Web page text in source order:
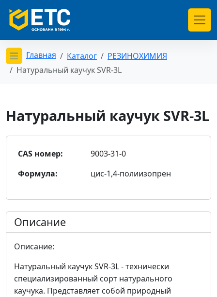
Открыть меню категорий
Главная Каталог
РЕЗИНОХИМИЯ
Натуральный каучук SVR-3L
Натуральный каучук SVR-3L
CAS номер:
9003-31-0
Формула:
цис-1,4-полиизопрен
Описание
Описание:
Натуральный каучук SVR-3L - технически
специализированный сорт натурального
каучука. Представляет собой природный